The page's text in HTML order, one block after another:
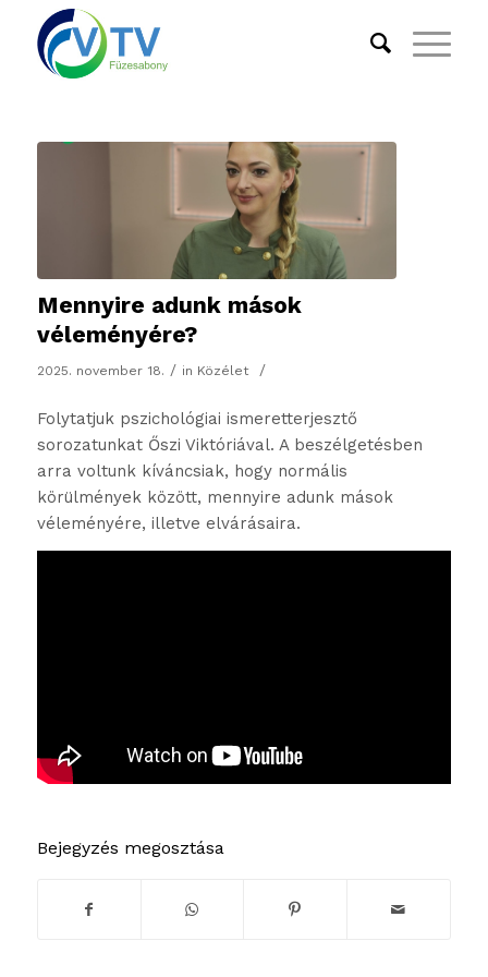
Mennyire adunk mások
véleményére?
2025. november 18. / in Közélet /
Folytatjuk pszichológiai ismeretterjesztő
sorozatunkat Őszi Viktóriával. A beszélgetésben
arra voltunk kíváncsiak, hogy normális
körülmények között, mennyire adunk mások
véleményére, illetve elvárásaira.
Bejegyzés megosztása